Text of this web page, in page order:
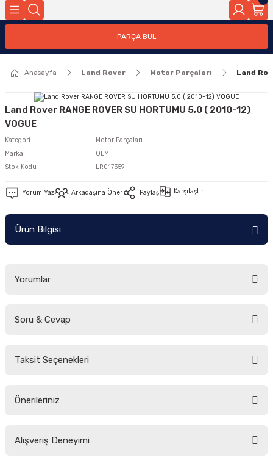
PARÇA BUL
Anasayfa Land Rover Motor Parçaları Land
Land Rover RANGE ROVER SU HORTUMU 5,0 ( 2010-12)
VOGUE
Kategori
Motor Parçaları
Marka
OEM
Stok Kodu
LR017359
Yorum Yaz Arkadaşına Öner Paylaş Karşılaştır
Ürün Bilgisi
Yorumlar
Soru & Cevap
Taksit Seçenekleri
Önerileriniz
yetersiz gördüğünüz noktaları öneri formunu kullanarak tarafımıza
Alışveriş Deneyimi